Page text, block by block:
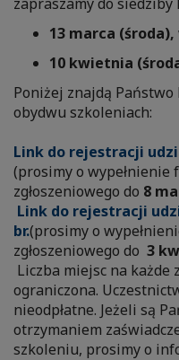
13 marca (środa),
10 kwietnia
Poniżej znajdą
obydwu szkoleniach:
Link do rejestracji
(prosimy o wypełnienie
zgłoszeniowego do 8
Link do rejestracji
br.(prosimy o
zgłoszeniowego do 3
Liczba miejsc na każde
ograniczona.
nieodpłatne. Jeżeli są
otrzymaniem
szkoleniu, prosimy o